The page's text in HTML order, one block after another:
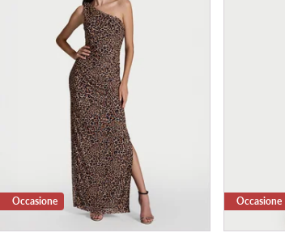
Occasione Occasione